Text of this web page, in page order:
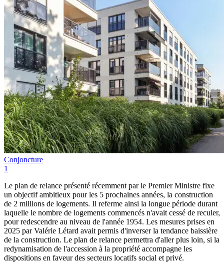
Conjoncture
1
Le plan de relance présenté récemment par le Premier Ministre fixe
un objectif ambitieux pour les 5 prochaines années, la construction
de 2 millions de logements. Il referme ainsi la longue période durant
laquelle le nombre de logements commencés n'avait cessé de reculer,
pour redescendre au niveau de l'année 1954. Les mesures prises en
2025 par Valérie Létard avait permis d'inverser la tendance baissière
de la construction. Le plan de relance permettra d'aller plus loin, si la
redynamisation de l'accession à la propriété accompagne les
dispositions en faveur des secteurs locatifs social et privé.